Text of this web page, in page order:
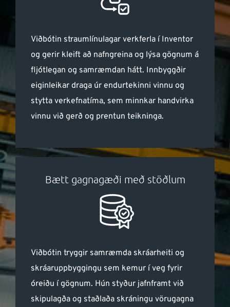
Viðbótin straumlínulagar verkferla í Inventor
og gerir kleift að nafngreina og lýsa gögnum á
fljótlegan og samræmdan hátt. Innbyggðir
eiginleikar draga úr endurtekinni vinnu og
stytta verkefnatíma, sem minnkar handvirka
vinnu við gerð og prentun teikninga.
Bætt gagnagæði með stöðlum
Viðbótin tryggir samræmda skráarheiti og
skráaruppbyggingu sem kemur í veg fyrir
óreiðu í gögnum. Hún styður jafnframt við
skipulagða og staðlaða skráningu vörugagna